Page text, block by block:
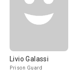
Livio Galassi
Prison Guard